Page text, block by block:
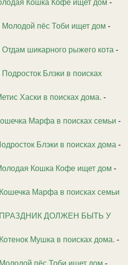
Кошка Кофе ищет дом -
Молодой пёс Тоби ищет дом -
Отдам шикарного рыжего кота -
Подросток Блэки в поисках
Хаски в поисках дома. -
Марфа в поисках семьи -
Блэки в поисках дома -
Кошка Кофе ищет дом -
Кошечка Марфа в поисках семьи
ПРАЗДНИК ДОЛЖЕН БЫТЬ У
Котенок Мушка в поисках дома. -
Молодой пёс Тоби ищет дом -